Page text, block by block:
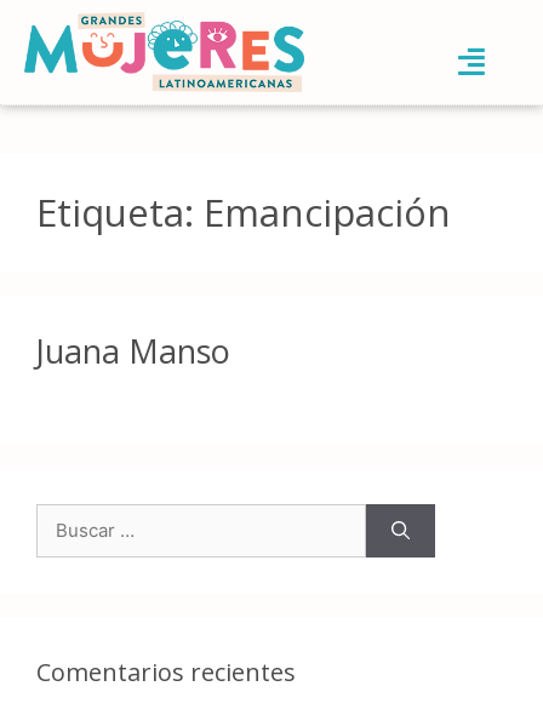
Etiqueta: Emancipación
Juana Manso
Comentarios recientes